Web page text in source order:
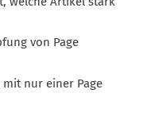
von Page
nur einer Page